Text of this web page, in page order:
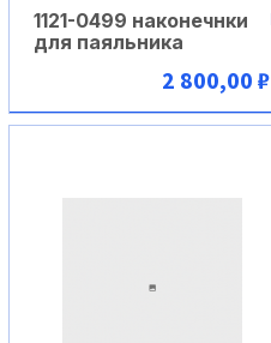
В корзину
1121-0499 наконечнки
для паяльника
2 800,00 ₽